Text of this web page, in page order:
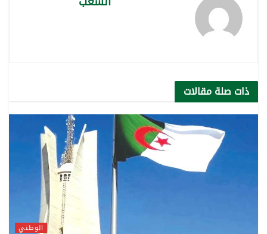
ذات صلةمقالات
الوطني